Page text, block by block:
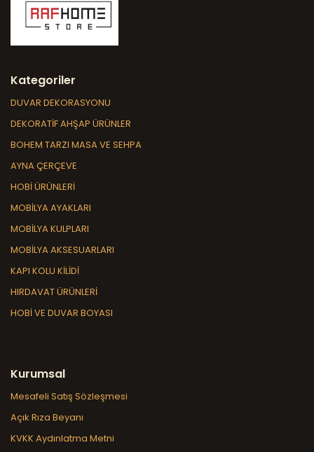
Kategoriler
DUVAR DEKORASYONU
DEKORATİF AHŞAP ÜRÜNLER
BOHEM TARZI MASA VE SEHPA
AYNA ÇERÇEVE
HOBİ ÜRÜNLERİ
MOBİLYA AYAKLARI
MOBİLYA KULPLARI
MOBİLYA AKSESUARLARI
KAPI KOLU KİLİDİ
HIRDAVAT ÜRÜNLERİ
HOBİ VE DUVAR BOYASI
Kurumsal
Mesafeli Satış Sözleşmesi
Açık Rıza Beyanı
KVKK Aydınlatma Metni